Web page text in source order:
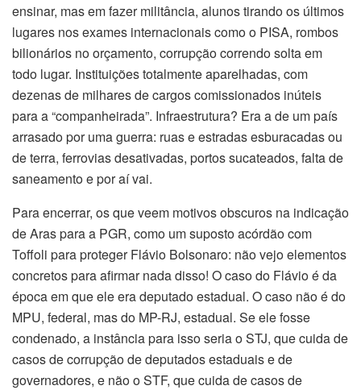
ensinar, mas em fazer militância, alunos tirando os últimos
lugares nos exames internacionais como o PISA, rombos
bilionários no orçamento, corrupção correndo solta em
todo lugar. Instituições totalmente aparelhadas, com
dezenas de milhares de cargos comissionados inúteis
para a “companheirada”. Infraestrutura? Era a de um país
arrasado por uma guerra: ruas e estradas esburacadas ou
de terra, ferrovias desativadas, portos sucateados, falta de
saneamento e por aí vai.
Para encerrar, os que veem motivos obscuros na indicação
de Aras para a PGR, como um suposto acórdão com
Toffoli para proteger Flávio Bolsonaro: não vejo elementos
concretos para afirmar nada disso! O caso do Flávio é da
época em que ele era deputado estadual. O caso não é do
MPU, federal, mas do MP-RJ, estadual. Se ele fosse
condenado, a instância para isso seria o STJ, que cuida de
casos de corrupção de deputados estaduais e de
governadores, e não o STF, que cuida de casos de